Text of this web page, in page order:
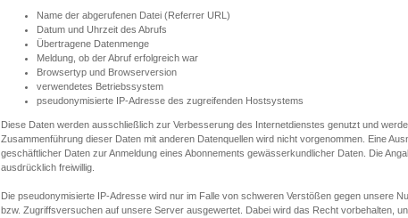
Name der abgerufenen Datei (Referrer URL)
Datum und Uhrzeit des Abrufs
Übertragene Datenmenge
Meldung, ob der Abruf erfolgreich war
Browsertyp und Browserversion
verwendetes Betriebssystem
pseudonymisierte IP-Adresse des zugreifenden Hostsystems
Diese Daten werden ausschließlich zur Verbesserung des Internetdienstes genutzt und
Zusammenführung dieser Daten mit anderen Datenquellen wird nicht vorgenommen. Eine
geschäftlicher Daten zur Anmeldung eines Abonnements gewässerkundlicher Daten. Die
ausdrücklich freiwillig.
Die pseudonymisierte IP-Adresse wird nur im Falle von schweren Verstößen gegen unsere
bzw. Zugriffsversuchen auf unsere Server ausgewertet. Dabei wird das Recht vorbehalten,